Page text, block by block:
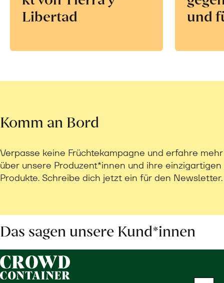
Libertad
und
Komm an Bord
Verpasse keine Früchtekampagne und erfahre mehr
über unsere Produzent*innen und ihre einzigartigen
Produkte. Schreibe dich jetzt ein für den Newsletter.
Das sagen unsere Kund*innen